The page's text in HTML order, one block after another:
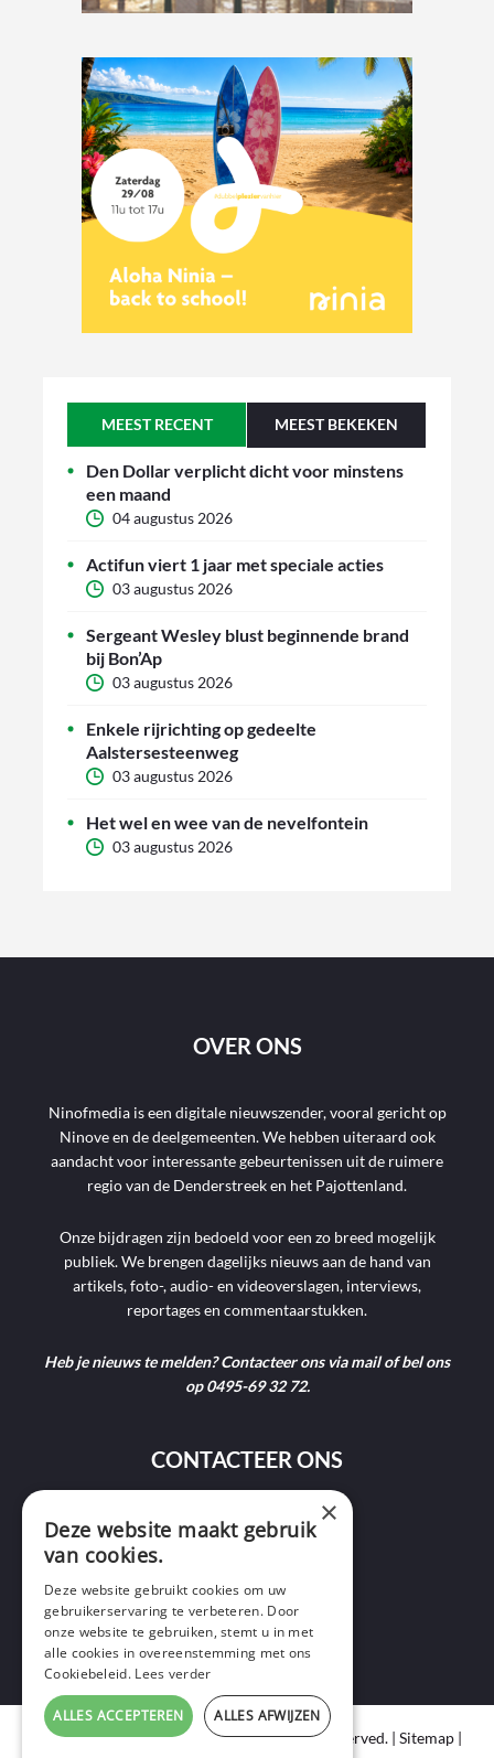
MEEST RECENT MEEST BEKEKEN
Den Dollar verplicht dicht voor minstens
een maand
04 augustus 2026
Actifun viert 1 jaar met speciale acties
03 augustus 2026
Sergeant Wesley blust beginnende brand
bij Bon’Ap
03 augustus 2026
Enkele rijrichting op gedeelte
Aalstersesteenweg
03 augustus 2026
Het wel en wee van de nevelfontein
03 augustus 2026
OVER ONS
Ninofmedia is een digitale nieuwszender, vooral gericht op
Ninove en de deelgemeenten. We hebben uiteraard ook
aandacht voor interessante gebeurtenissen uit de ruimere
regio van de Denderstreek en het Pajottenland.
Onze bijdragen zijn bedoeld voor een zo breed mogelijk
publiek. We brengen dagelijks nieuws aan de hand van
artikels, foto-, audio- en videoverslagen, interviews,
reportages en commentaarstukken.
Heb je nieuws te melden? Contacteer ons via mail of bel ons
op 0495-69 32 72.
CONTACTEER ONS
9400 Ninove
+32 495 69 32 72
Copyright © 2020 Ninof Media. All Rights Reserved. | Sitemap|
×
Deze website maakt gebruik
van cookies.
Deze website gebruikt cookies om uw
gebruikerservaring te verbeteren. Door
onze website te gebruiken, stemt u in met
alle cookies in overeenstemming met ons
Cookiebeleid. Lees verder
ALLES ACCEPTEREN ALLES AFWIJZEN